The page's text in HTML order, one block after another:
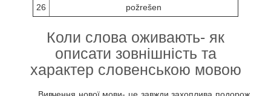
26
požrešen
Коли слова оживають- як
описати зовнішність та
характер словенською мовою